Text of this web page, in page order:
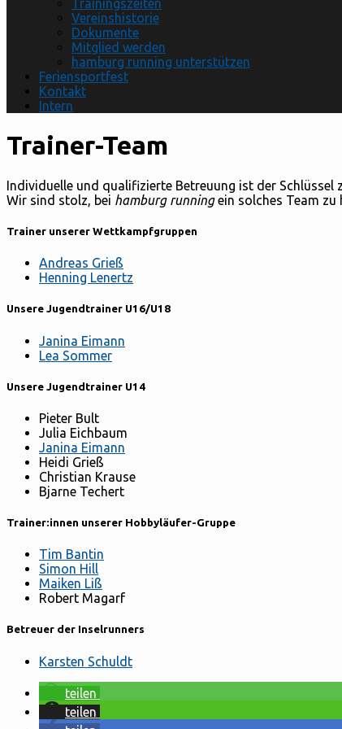
Trainingszeiten
Vereinshistorie
Dokumente
Mitglied werden
hamburg running unterstützen
Feriensportfest
Kontakt
Intern
Trainer-Team
Individuelle und qualifizierte Betreuung ist der Schlüssel
Wir sind stolz, bei hamburg runningein solches Team zu
Trainer unserer Wettkampfgruppen
Andreas Grieß
Henning Lenertz
Unsere Jugendtrainer U16/U18
Janina Eimann
Lea Sommer
Unsere Jugendtrainer U14
Pieter Bult
Julia Eichbaum
Janina Eimann
Heidi Grieß
Christian Krause
Bjarne Techert
Trainer:innen unserer Hobbyläufer-Gruppe
Tim Bantin
Simon Hill
Maiken Liß
Robert Magarf
Betreuer der Inselrunners
Karsten Schuldt
teilen
teilen